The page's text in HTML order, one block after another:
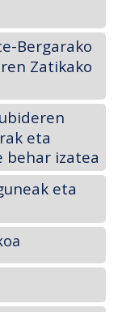
Bergarako
Zatikako
eta
behar izatea
eta